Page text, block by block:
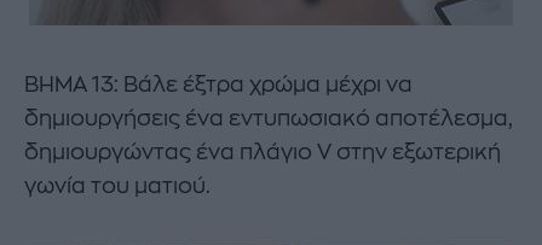
ΒΗΜΑ 13: Βάλε έξτρα χρώμα μέχρι να
δημιουργήσεις ένα εντυπωσιακό αποτέλεσμα,
δημιουργώντας ένα πλάγιο V στην εξωτερική
γωνία του ματιού.